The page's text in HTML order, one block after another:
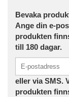
Bevaka
Ange din e-
produkten
till 180 dagar.
eller via SMS.
produkten